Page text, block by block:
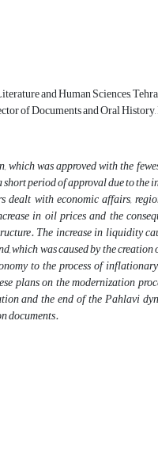
and Human Sciences,
of Documents and Oral
was approved with the
period of approval due to
with economic affairs,
in oil prices and the
The increase in liquidity
was caused by the
to the process of
plans on the modernization
and the end of the Pahlavi
documents.